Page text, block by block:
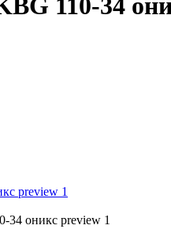
110-34